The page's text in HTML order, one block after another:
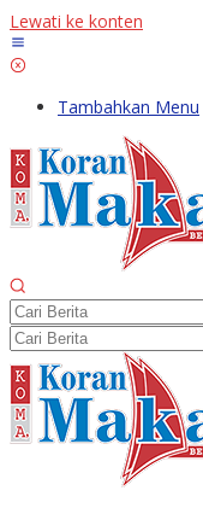
Lewati ke konten
Tambahkan Menu